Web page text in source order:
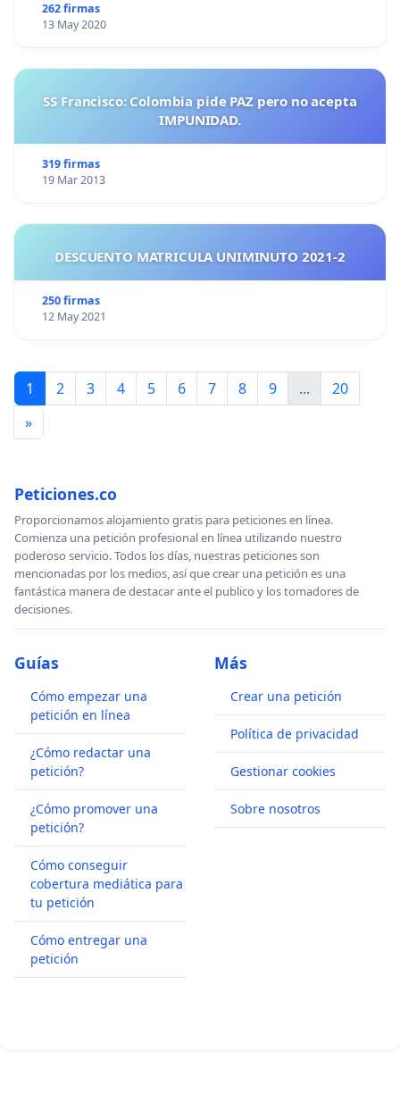
262 firmas
13 May 2020
SS Francisco: Colombia pide PAZ pero no acepta
IMPUNIDAD.
319 firmas
19 Mar 2013
DESCUENTO MATRICULA UNIMINUTO 2021-2
250 firmas
12 May 2021
1 2 3 4 5 6 7 8 9 ...
20
»
Peticiones.co
Proporcionamos alojamiento gratis para peticiones en línea.
Comienza una petición profesional en línea utilizando nuestro
poderoso servicio. Todos los días, nuestras peticiones son
mencionadas por los medios, así que crear una petición es una
fantástica manera de destacar ante el publico y los tomadores de
decisiones.
Guías
Cómo empezar una
petición en línea
¿Cómo redactar una
petición?
¿Cómo promover una
petición?
Cómo conseguir
cobertura mediática para
tu petición
Cómo entregar una
petición
Más
Crear una petición
Política de privacidad
Gestionar cookies
Sobre nosotros